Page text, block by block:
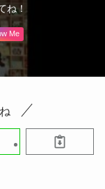
ね！
Me